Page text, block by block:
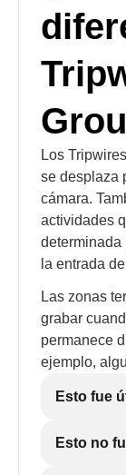
Los
se desplaza
cámara.
actividades
determinada
la entrada
Las zonas
grabar
permanece
ejemplo,
Esto fue
Esto no